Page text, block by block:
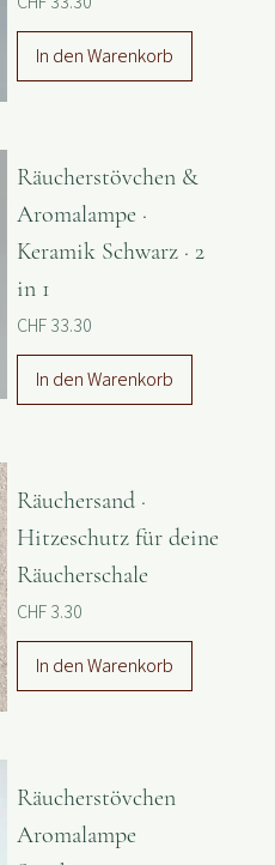
Keramik Weiss · 2 in 1
Preis
CHF 33.30
Räucherstövchen &
Aromalampe ·
Keramik Schwarz · 2
in 1
Preis
CHF 33.30
Räuchersand ·
Hitzeschutz für deine
Räucherschale
Preis
CHF 3.30
Räucherstövchen